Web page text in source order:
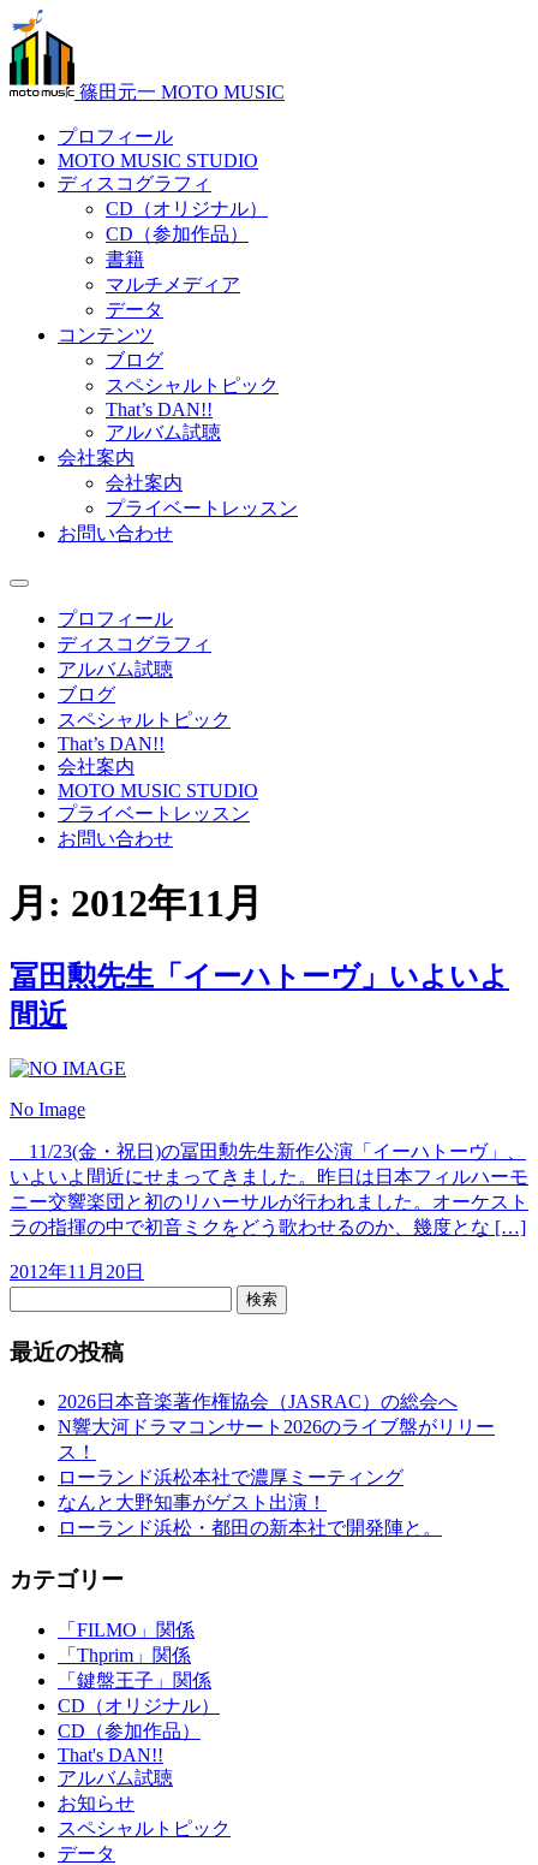
篠田元一 MOTO MUSIC
プロフィール
MOTO MUSIC STUDIO
ディスコグラフィ
CD（オリジナル）
CD（参加作品）
書籍
マルチメディア
データ
コンテンツ
ブログ
スペシャルトピック
That’s DAN!!
アルバム試聴
会社案内
会社案内
プライベートレッスン
お問い合わせ
プロフィール
ディスコグラフィ
アルバム試聴
ブログ
スペシャルトピック
That’s DAN!!
会社案内
MOTO MUSIC STUDIO
プライベートレッスン
お問い合わせ
月: 2012年11月
冨田勲先生「イーハトーヴ」いよいよ
間近
No Image
11/23(金・祝日)の冨田勲先生新作公演「イーハトーヴ」、
いよいよ間近にせまってきました。昨日は日本フィルハーモ
ニー交響楽団と初のリハーサルが行われました。オーケスト
ラの指揮の中で初音ミクをどう歌わせるのか、幾度とな […]
2012年11月20日
検索
最近の投稿
2026日本音楽著作権協会（JASRAC）の総会へ
N響大河ドラマコンサート2026のライブ盤がリリー
ス！
ローランド浜松本社で濃厚ミーティング
なんと大野知事がゲスト出演！
ローランド浜松・都田の新本社で開発陣と。
カテゴリー
「FILMO」関係
「Thprim」関係
「鍵盤王子」関係
CD（オリジナル）
CD（参加作品）
That's DAN!!
アルバム試聴
お知らせ
スペシャルトピック
データ